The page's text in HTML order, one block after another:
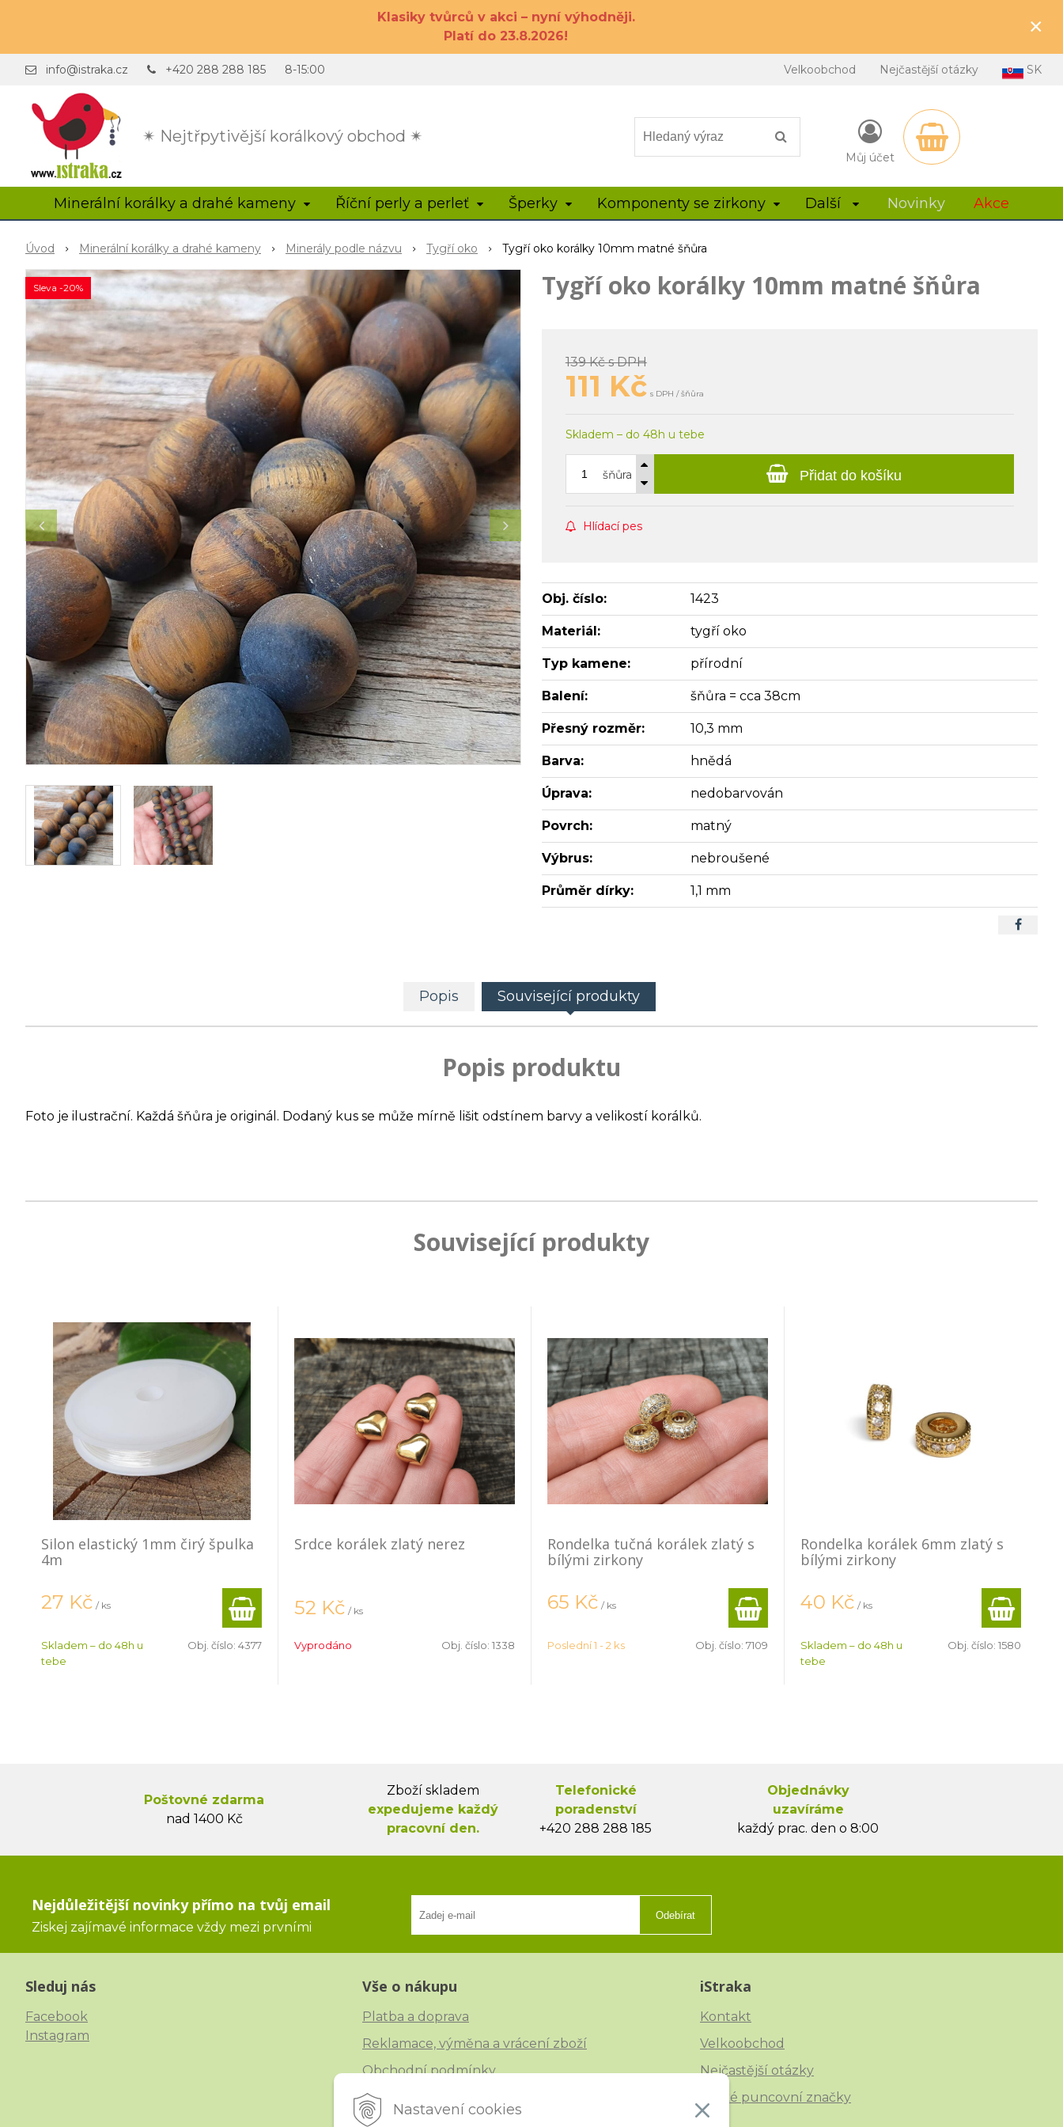
Nastavení cookies
Klasiky tvůrců v akci – nyní výhodněji.
Platí do 23.8.2026!
×
✴ Nejtřpytivější korálkový obchod ✴
info@istraka.cz +420 288 288 185 8-15:00 Velkoobchod Nejčastější otázky SK
Můj účet
Minerální korálky a drahé kameny Říční perly a perleť Šperky Komponenty se zirkony Další Novinky Akce
Úvod Minerální korálky a drahé kameny Minerály podle názvu Tygří oko Tygří oko korálky 10mm matné šňůra
Sleva -20% Tygří oko korálky 10mm matné šňůra
139 Kčs DPH
111 Kč s DPH / šňůra
Skladem – do 48h u tebe
šňůra Přidat do košíku
Hlídací pes
Obj. číslo: 1423
Materiál: tygří oko
Typ kamene: přírodní
Balení: šňůra = cca 38cm
Přesný rozměr: 10,3 mm
Barva: hnědá
Úprava: nedobarvován
Povrch: matný
Výbrus: nebroušené
Průměr dírky: 1,1 mm
Popis Související produkty
Popis produktu
Foto je ilustrační. Každá šňůra je originál. Dodaný kus se může mírně lišit odstínem barvy a velikostí korálků.
Související produkty
Silon elastický 1mm čirý špulka
4m
27 Kč / ks
Skladem – do 48h u
tebe
Obj. číslo: 4377
Srdce korálek zlatý nerez
52 Kč / ks
Vyprodáno Obj. číslo: 1338
Rondelka tučná korálek zlatý s
bílými zirkony
65 Kč / ks
Poslední 1 - 2 ks Obj. číslo: 7109
Rondelka korálek 6mm zlatý s
bílými zirkony
40 Kč / ks
Skladem – do 48h u
tebe
Obj. číslo: 1580
Poštovné zdarma
nad 1400 Kč
Zboží skladem
expedujeme každý
pracovní den.
Telefonické
poradenství
+420 288 288 185
Objednávky
uzavíráme
každý prac. den o 8:00
Nejdůležitější novinky přímo na tvůj email
Ziskej zajímavé informace vždy mezi prvními
Odebírat
Sleduj nás
Facebook
Instagram
Vše o nákupu
Platba a doprava
Reklamace, výměna a vrácení zboží
Obchodní podmínky
Ochrana osobních údajů
iStraka
Kontakt
Velkoobchod
Nejčastější otázky
České puncovní značky